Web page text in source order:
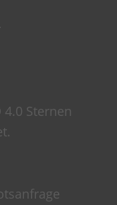
Sternen